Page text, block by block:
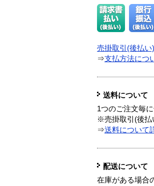
売掛取引(後払い)
⇒支払方法につ
送料について
1つのご注文毎に
※売掛取引(後払
⇒送料について
配送について
在庫がある場合